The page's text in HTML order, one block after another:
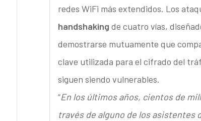
redes WiFi más extendidos. Los
handshaking de cuatro vías,
demostrarse mutuamente que
clave utilizada para el cifrado del
siguen siendo vulnerables.
“En los últimos años, cientos de
través de alguno de los asistentes